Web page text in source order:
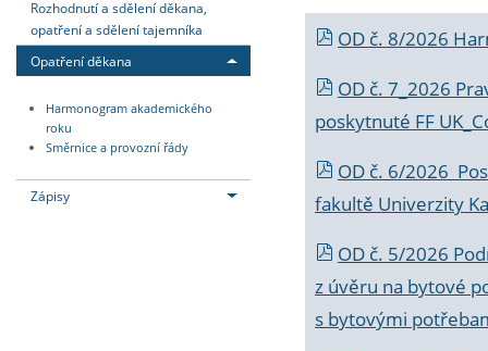
Rozhodnutí a sdělení děkana,
opatření a sdělení tajemníka
Opatření děkana
Harmonogram akademického
roku
Směrnice a provozní řády
Zápisy
OD č. 8/2026
OD č. 7_2026
poskytnuté FF
OD č. 6/2026
fakultě Univerzity
OD č. 5/2026
z úvěru na bytové
s bytovými